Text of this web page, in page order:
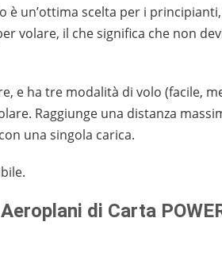
è un’ottima scelta per i
volare, il che significa che non
e ha tre modalità di volo (facile,
Raggiunge una distanza
una singola carica.
di Carta